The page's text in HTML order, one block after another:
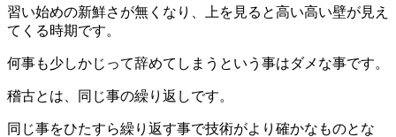
習い始めの新鮮さが無くなり、上を見ると高い高い壁が見え
てくる時期です。
何事も少しかじって辞めてしまうという事はダメな事です。
稽古とは、同じ事の繰り返しです。
同じ事をひたすら繰り返す事で技術がより確かなものとな